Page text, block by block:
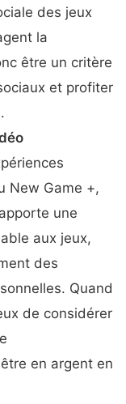
des jeux
la
être un critère
et profiter
New Game +,
une
aux jeux,
des
Quand
de considérer
en argent en